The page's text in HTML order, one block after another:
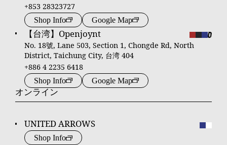
+853 28323727
Shop Info Google Map
【台湾】Openjoynt
No. 18號, Lane 503, Section 1, Chongde Rd, North
District, Taichung City, 台湾 404
+886 4 2235 6418
Shop Info Google Map
オンライン
UNITED ARROWS
Shop Info